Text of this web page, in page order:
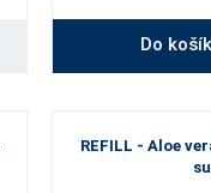
Do
REFILL - Aloe